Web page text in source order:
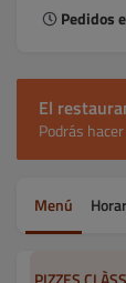
Pedidos
El
Podrás
Menú